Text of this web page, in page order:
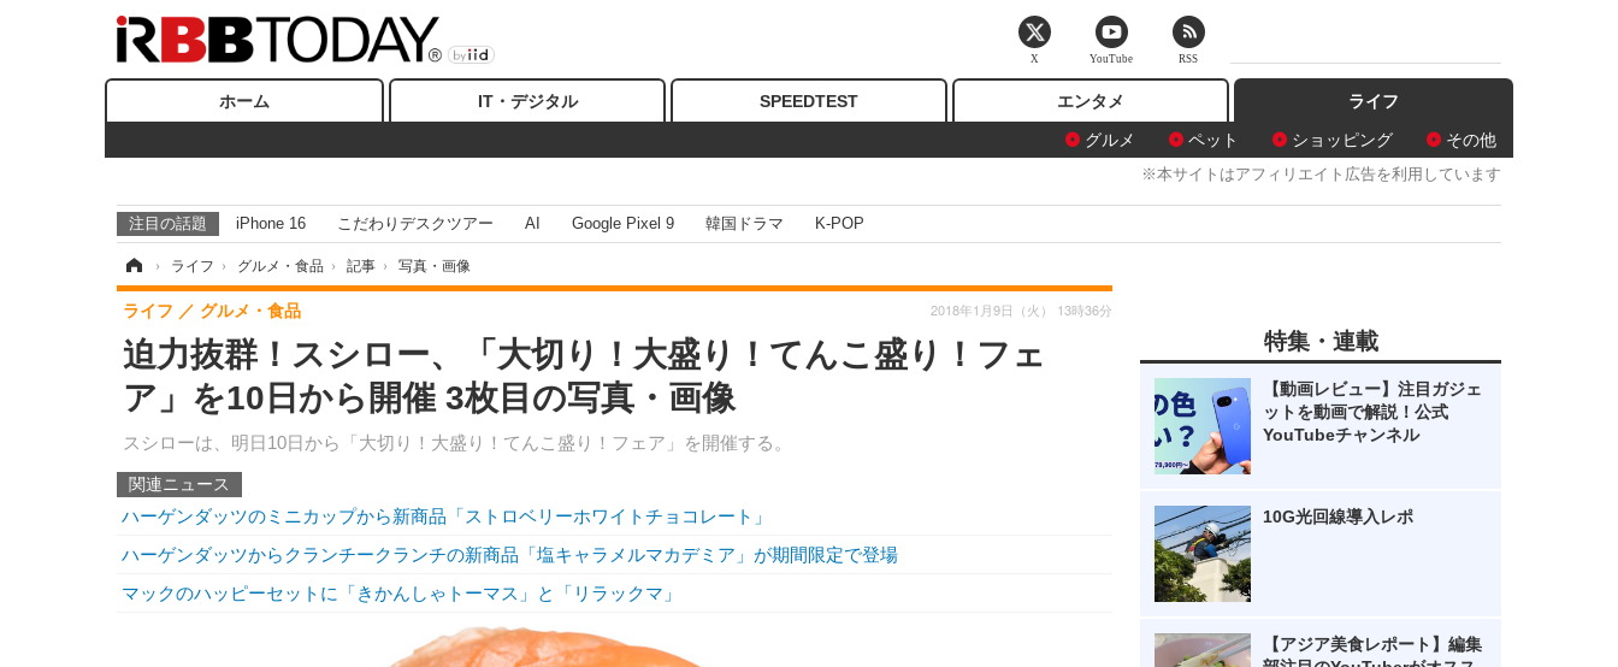
ホーム IT・デジタル SPEEDTEST エンタメ
ライフ
グルメ
ペット ショッピング その他
※本サイトはアフィリエイト広告を利用しています
注目の話題 iPhone 16 こだわりデスクツアー AI Google Pixel 9 韓国ドラマ K-POP
› ライフ › グルメ・食品 › 記事 › 写真・画像
迫力抜群！スシロー、「大切り！大盛り！てんこ盛り！フェ
ア」を10日から開催 3枚目の写真・画像
スシローは、明日10日から「大切り！大盛り！てんこ盛り！フェア」を開催する。
ライフ グルメ・食品 2018年1月9日（火） 13時36分
関連ニュース
ハーゲンダッツのミニカップから新商品「ストロベリーホワイトチョコレート」
ハーゲンダッツからクランチークランチの新商品「塩キャラメルマカデミア」が期間限定で登場
マックのハッピーセットに「きかんしゃトーマス」と「リラックマ」
特集・連載
【動画レビュー】注目ガジェ
ットを動画で解説！公式
YouTubeチャンネル
10G光回線導入レポ
【アジア美食レポート】編集
X YouTube RSS